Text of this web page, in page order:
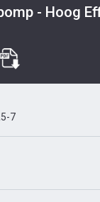
- Hoog
7